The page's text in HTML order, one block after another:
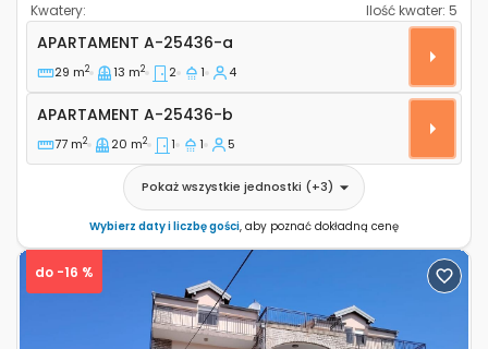
Kwatery:
Ilość kwater: 5
Dwupokojowy apartament Zablace, Sibenik A-
APARTAMENT A-25436-a
29 m2 13 m2 2 1 4
Apartament A-25436-b
APARTAMENT A-25436-b
77 m2 20 m2 1 1 5
Pokaż wszystkie jednostki (+3)
Wybierz daty i liczbę gości, aby poznać dokładną cenę
do -16 %